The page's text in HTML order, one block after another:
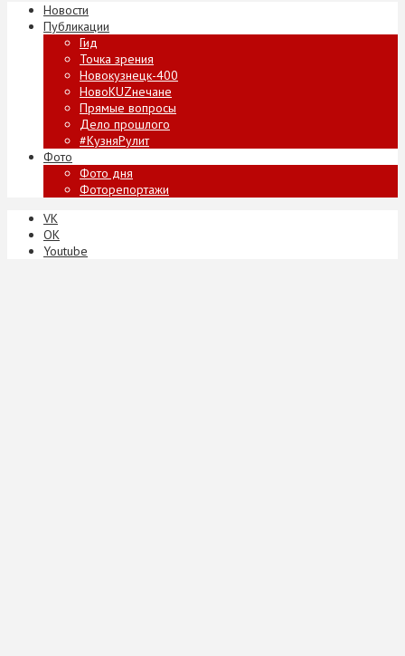
Новости
Публикации
Гид
Точка зрения
Новокузнецк-400
НовоKUZнечане
Прямые вопросы
Дело прошлого
#КузняРулит
Фото
Фото дня
Фоторепортажи
VK
ОК
Youtube